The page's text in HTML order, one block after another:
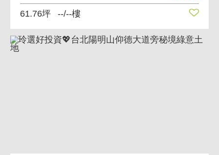
61.76坪 --/--樓